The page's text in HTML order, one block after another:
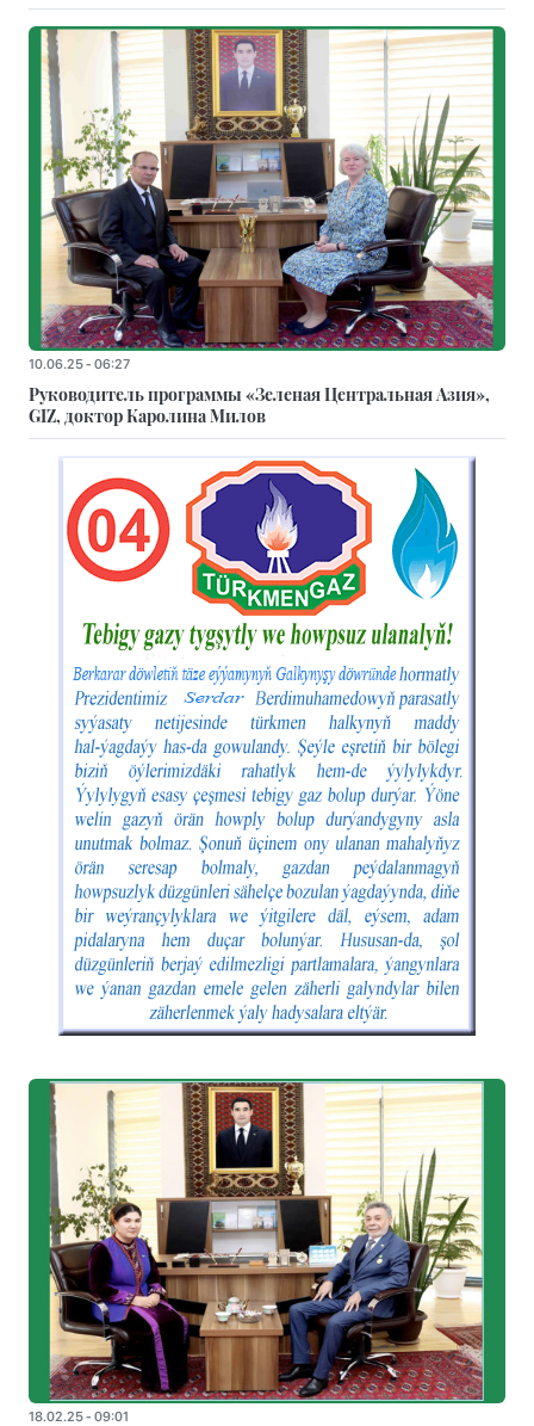
10.06.25 - 06:27
Руководитель программы «Зеленая Центральная Азия»,
GIZ, доктор Каролина Милов
18.02.25 - 09:01